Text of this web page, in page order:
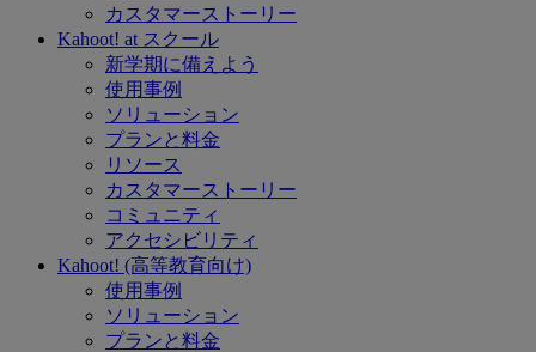
カスタマーストーリー
Kahoot! at スクール
新学期に備えよう
使用事例
ソリューション
プランと料金
リソース
カスタマーストーリー
コミュニティ
アクセシビリティ
Kahoot! (高等教育向け)
使用事例
ソリューション
プランと料金